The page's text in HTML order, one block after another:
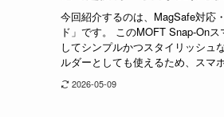
今回紹介するのは、MagSafe対応
ド」です。 このMOFT Snap-On
してシンプルかつスタイリッシュ
ルダーとしても使えるため、スマ
2026-05-09